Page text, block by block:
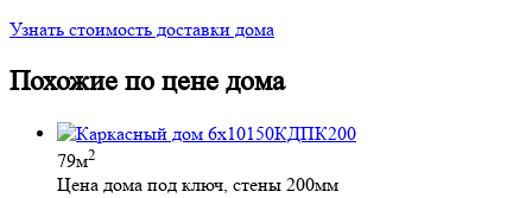
Узнать стоимость доставки дома
Похожие по цене дома
79м2
Цена дома под ключ, стены 200мм